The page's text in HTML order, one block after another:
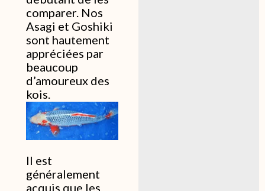
comparer. Nos
Asagi et Goshiki
sont hautement
appréciées par
beaucoup
d’amoureux des
kois.
Il est
généralement
acquis que les